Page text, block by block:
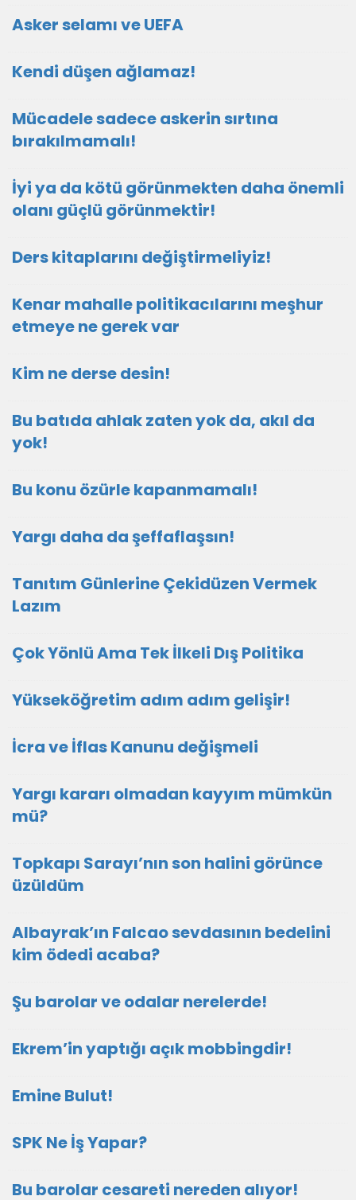
Asker selamı ve UEFA
Kendi düşen ağlamaz!
Mücadele sadece askerin sırtına
bırakılmamalı!
İyi ya da kötü görünmekten daha önemli
olanı güçlü görünmektir!
Ders kitaplarını değiştirmeliyiz!
Kenar mahalle politikacılarını meşhur
etmeye ne gerek var
Kim ne derse desin!
Bu batıda ahlak zaten yok da, akıl da
yok!
Bu konu özürle kapanmamalı!
Yargı daha da şeffaflaşsın!
Tanıtım Günlerine Çekidüzen Vermek
Lazım
Çok Yönlü Ama Tek İlkeli Dış Politika
Yükseköğretim adım adım gelişir!
İcra ve İflas Kanunu değişmeli
Yargı kararı olmadan kayyım mümkün
mü?
Topkapı Sarayı’nın son halini görünce
üzüldüm
Albayrak’ın Falcao sevdasının bedelini
kim ödedi acaba?
Şu barolar ve odalar nerelerde!
Ekrem’in yaptığı açık mobbingdir!
Emine Bulut!
SPK Ne İş Yapar?
Bu barolar cesareti nereden alıyor!